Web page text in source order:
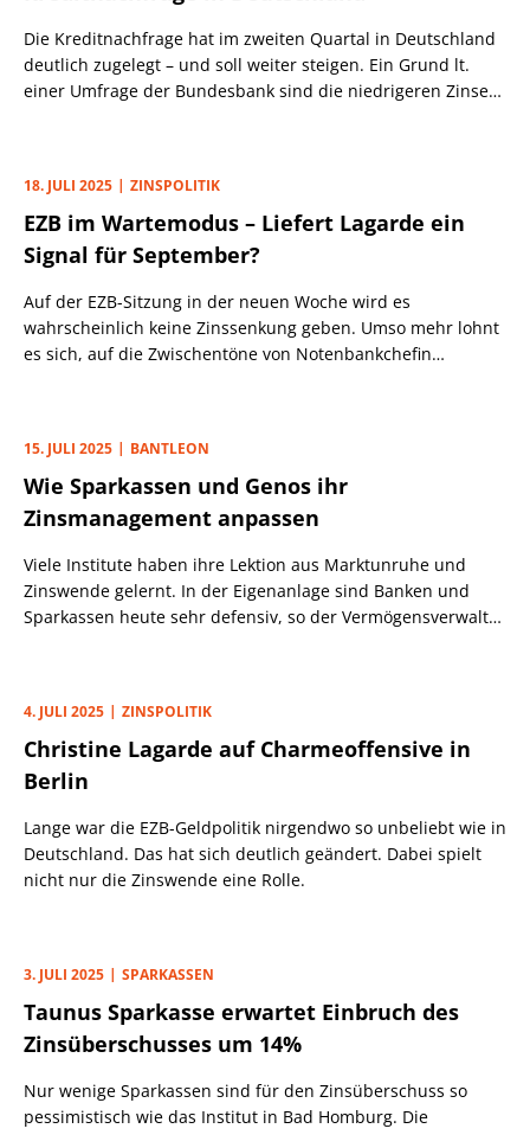
Die Kreditnachfrage hat im zweiten Quartal in Deutschland
deutlich zugelegt – und soll weiter steigen. Ein Grund lt.
einer Umfrage der Bundesbank sind die niedrigeren Zinsen.
18. JULI 2025 ZINSPOLITIK
EZB im Wartemodus – Liefert Lagarde ein
Signal für September?
Auf der EZB-Sitzung in der neuen Woche wird es
wahrscheinlich keine Zinssenkung geben. Umso mehr lohnt
es sich, auf die Zwischentöne von Notenbankchefin
15. JULI 2025 BANTLEON
Wie Sparkassen und Genos ihr
Zinsmanagement anpassen
Viele Institute haben ihre Lektion aus Marktunruhe und
Zinswende gelernt. In der Eigenanlage sind Banken und
Sparkassen heute sehr defensiv, so der Vermögensverwalter
4. JULI 2025 ZINSPOLITIK
Christine Lagarde auf Charmeoffensive in
Berlin
Lange war die EZB-Geldpolitik nirgendwo so unbeliebt wie in
Deutschland. Das hat sich deutlich geändert. Dabei spielt
nicht nur die Zinswende eine Rolle.
3. JULI 2025 SPARKASSEN
Taunus Sparkasse erwartet Einbruch des
Zinsüberschusses um 14%
Nur wenige Sparkassen sind für den Zinsüberschuss so
pessimistisch wie das Institut in Bad Homburg. Die